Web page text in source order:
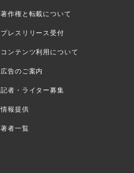
著作権と転載について
プレスリリース受付
コンテンツ利用について
広告のご案内
記者・ライター募集
情報提供
著者一覧